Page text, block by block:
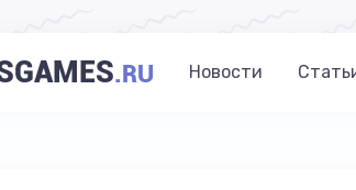
.RU Новости